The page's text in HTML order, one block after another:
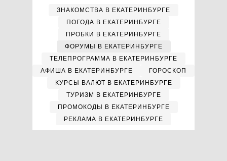
ЗНАКОМСТВА В ЕКАТЕРИНБУРГЕ
ПОГОДА В ЕКАТЕРИНБУРГЕ
ПРОБКИ В ЕКАТЕРИНБУРГЕ
ФОРУМЫ В ЕКАТЕРИНБУРГЕ
ТЕЛЕПРОГРАММА В ЕКАТЕРИНБУРГЕ
АФИША В ЕКАТЕРИНБУРГЕ
ГОРОСКОП
КУРСЫ ВАЛЮТ В ЕКАТЕРИНБУРГЕ
ТУРИЗМ В ЕКАТЕРИНБУРГЕ
ПРОМОКОДЫ В ЕКАТЕРИНБУРГЕ
РЕКЛАМА В ЕКАТЕРИНБУРГЕ